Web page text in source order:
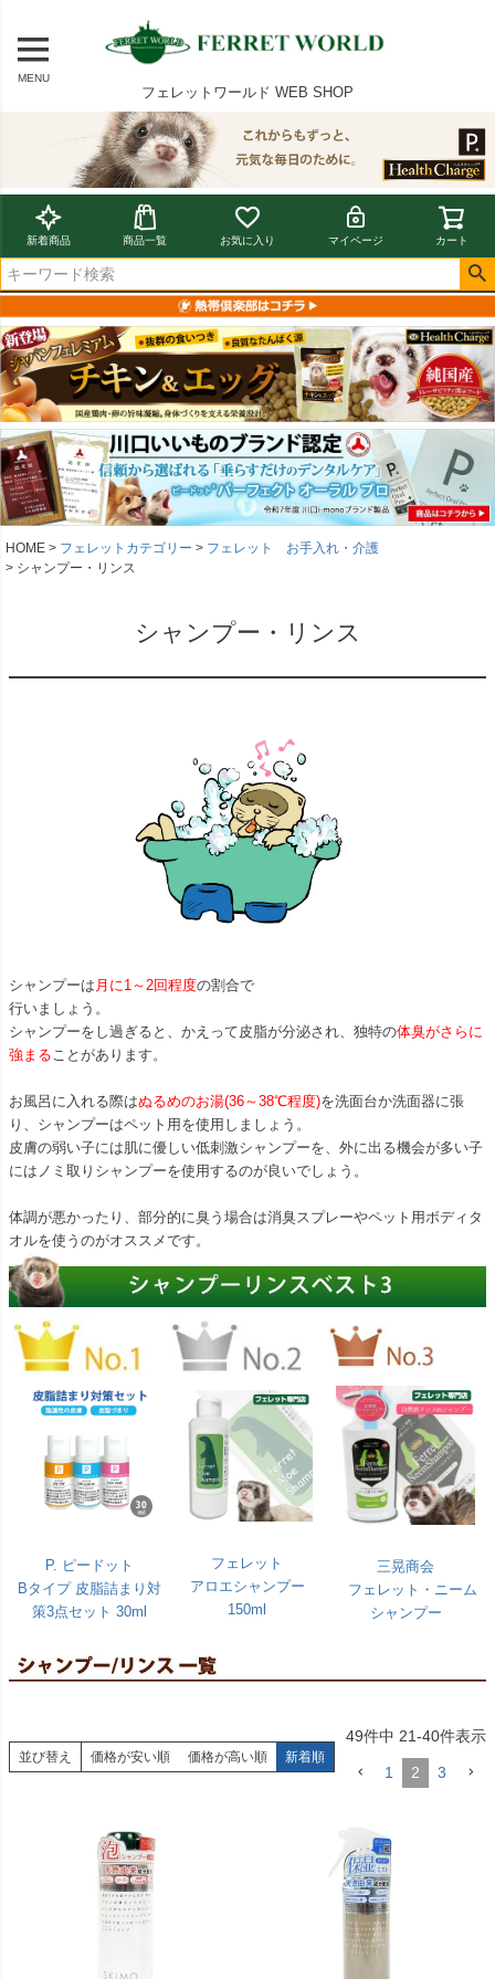
MENU
フェレットワールド WEB SHOP
新着商品 商品一覧 お気に入り マイページ カート
HOME フェレットカテゴリー
フェレット お手入れ・介護
シャンプー・リンス
シャンプー・リンス
シャンプーは 月に1～2回程度の割合で
行いましょう。
シャンプーをし過ぎると、かえって皮脂が分泌され、独特の体臭がさらに
強まる ことがあります。
お風呂に入れる際はぬるめのお湯(36～38℃程度)を洗面台か洗面器に張
り、シャンプーはペット用を使用しましょう。
皮膚の弱い子には肌に優しい低刺激シャンプーを、外に出る機会が多い子
にはノミ取りシャンプーを使用するのが良いでしょう。
体調が悪かったり、部分的に臭う場合は消臭スプレーやペット用ボディタ
オルを使うのがオススメです。
P. ピードット
Bタイプ 皮脂詰まり対
策3点セット 30ml
フェレット
アロエシャンプー
150ml
三晃商会
フェレット・ニーム
シャンプー
並び替え 価格が安い順 価格が高い順 新着順
49件中 21-40件表示
1 2 3